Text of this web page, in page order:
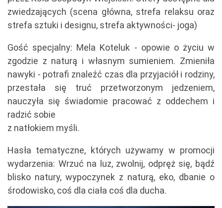
zwiedzających (scena główna, strefa relaksu oraz
strefa sztuki i designu, strefa aktywności- joga)
Gość specjalny: Mela Koteluk - opowie o życiu w
zgodzie z naturą i własnym sumieniem. Zmieniła
nawyki - potrafi znaleźć czas dla przyjaciół i rodziny,
przestała się truć przetworzonym jedzeniem,
nauczyła się świadomie pracować z oddechem i
radzić sobie
z natłokiem myśli.
Hasła tematyczne, których używamy w promocji
wydarzenia: Wrzuć na luz, zwolnij, odpręż się, bądź
blisko natury, wypoczynek z naturą, eko, dbanie o
środowisko, coś dla ciała coś dla ducha.